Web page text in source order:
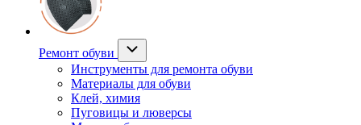
Ремонт обуви
Инструменты для ремонта обуви
Материалы для обуви
Клей, химия
Пуговицы и люверсы